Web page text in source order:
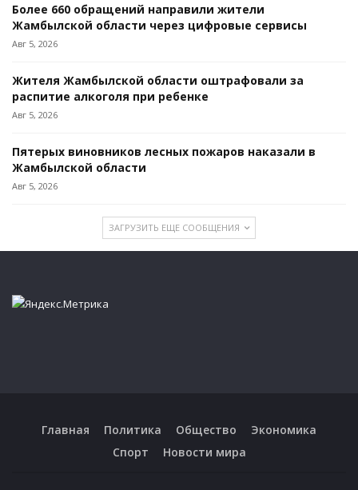
Более 660 обращений направили жители
Жамбылской области через цифровые сервисы
Авг 5, 2026
Жителя Жамбылской области оштрафовали за
распитие алкоголя при ребенке
Авг 5, 2026
Пятерых виновников лесных пожаров наказали в
Жамбылской области
Авг 5, 2026
ЗАГРУЗИТЬ ЕЩЕ СООБЩЕНИЯ
Главная Политика Общество
Экономика
Спорт
Новости мира